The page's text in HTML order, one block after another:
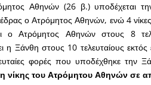
Αθηνών (26 β.) υποδέχεται
έδρας ο Ατρόμητος Αθηνών, ενώ 4
Ατρόμητος Αθηνών στους 8
η Ξάνθη στους 10 τελευταίους
φορές που υποδέχθηκε την
νίκης του Ατρόμητου Αθηνών σε